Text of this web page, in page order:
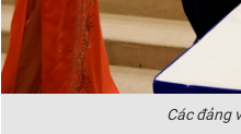
Các đảng